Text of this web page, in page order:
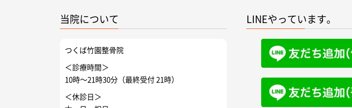
当院について
つくば竹園整骨院
＜診療時間＞
10時～21時30分（最終受付 21時）
＜休診日＞
LINEやっています。